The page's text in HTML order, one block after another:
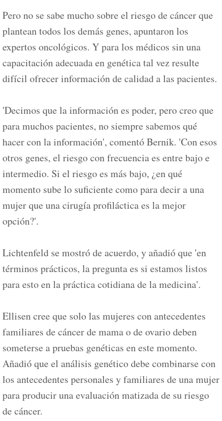
Pero no se sabe mucho sobre el riesgo de cáncer que
plantean todos los demás genes, apuntaron los
expertos oncológicos. Y para los médicos sin una
capacitación adecuada en genética tal vez resulte
difícil ofrecer información de calidad a las pacientes.
'Decimos que la información es poder, pero creo que
para muchos pacientes, no siempre sabemos qué
hacer con la información', comentó Bernik. 'Con esos
otros genes, el riesgo con frecuencia es entre bajo e
intermedio. Si el riesgo es más bajo, ¿en qué
momento sube lo suficiente como para decir a una
mujer que una cirugía profiláctica es la mejor
opción?'.
Lichtenfeld se mostró de acuerdo, y añadió que 'en
términos prácticos, la pregunta es si estamos listos
para esto en la práctica cotidiana de la medicina'.
Ellisen cree que solo las mujeres con antecedentes
familiares de cáncer de mama o de ovario deben
someterse a pruebas genéticas en este momento.
Añadió que el análisis genético debe combinarse con
los antecedentes personales y familiares de una mujer
para producir una evaluación matizada de su riesgo
de cáncer.